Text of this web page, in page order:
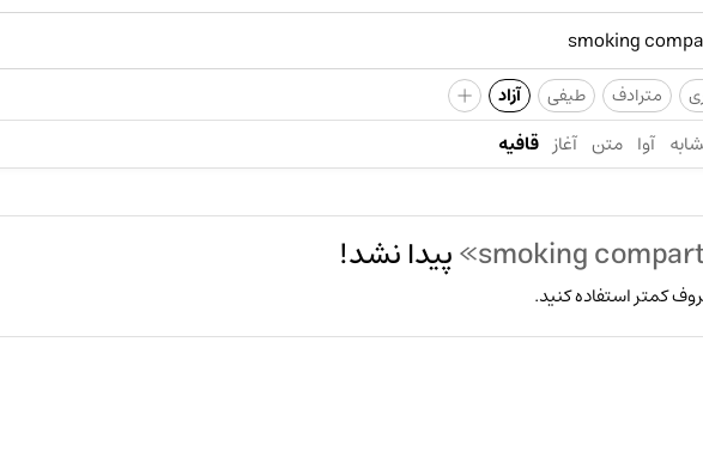
مترادف طیفی آزاد +
آوا متن آغاز قافیه
پیدا نشد!
کمتر استفاده کنید.